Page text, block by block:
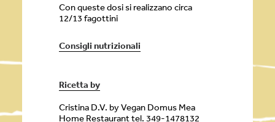
Con queste dosi si realizzano circa
12/13 fagottini
Consigli nutrizionali
Ricetta by
Cristina D.V. by Vegan Domus Mea
Home Restaurant tel. 349-1478132